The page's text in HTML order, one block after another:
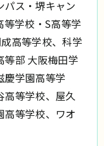
パス・堺キャン
学校・S高等学
高等学校、科学
等部 大阪梅田学
慶学園高等学
等学校、屋久
高等学校、ワオ